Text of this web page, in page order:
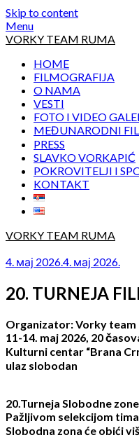
Skip to content
Menu
VORKY TEAM RUMA
HOME
FILMOGRAFIJA
O NAMA
VESTI
FOTO I VIDEO
MEĐUNARODNI
PRESS
SLAVKO VORKAPIĆ
POKROVITELJI I
KONTAKT
VORKY TEAM RUMA
4. мај 2026.4. мај 2026.
20. TURNEJA
Organizator: Vorky team
11-14. maj 2026, 20
Kulturni centar “Brana
ulaz slobodan
20.Turneja Slobodne
Pažljivom selekcijom
Slobodna zona će obići